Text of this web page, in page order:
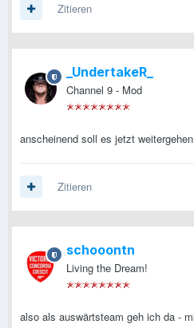
Zitieren
_UndertakeR_
Channel 9 - Mod
anscheinend soll es jetzt
Zitieren
schooontn
Living the Dream!
also als auswärtsteam geh ich da -